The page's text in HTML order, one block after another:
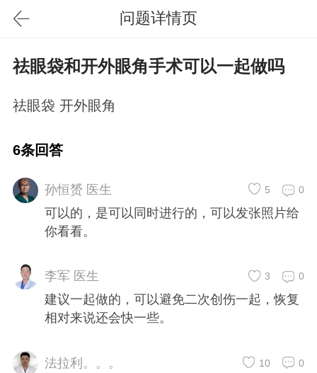
问题详情页
祛眼袋和开外眼角手术可以一起做吗
祛眼袋 开外眼角
6条回答
孙恒赟 医生 0
5
可以的，是可以同时进行的，可以发张照片给
你看看。
李军 医生 0
3
建议一起做的，可以避免二次创伤一起，恢复
相对来说还会快一些。
法拉利。。。 0
10